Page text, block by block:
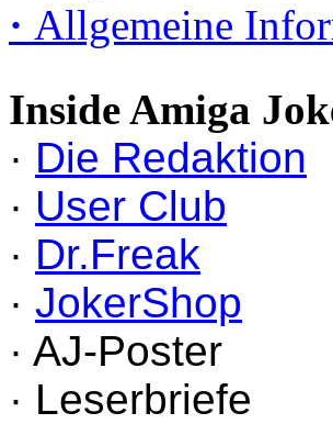
· Allgemeine
Inside Amiga
· Die Redaktion
· User Club
· Dr.Freak
· JokerShop
· AJ-Poster
· Leserbriefe